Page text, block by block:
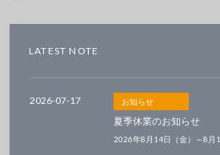
LATEST NOTE
2026-07-17 お知らせ
夏季休業のお知らせ
2026年8月14日（金）～8月